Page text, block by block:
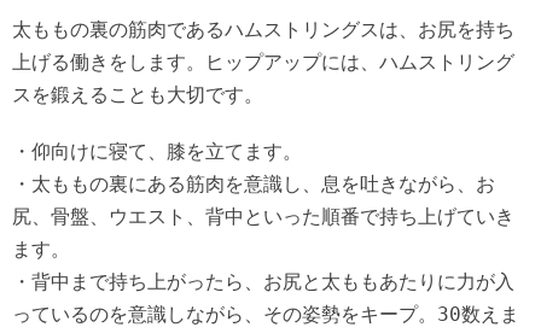
太ももの裏の筋肉であるハムストリングスは、お尻を持ち
上げる働きをします。ヒップアップには、ハムストリング
スを鍛えることも大切です。
・仰向けに寝て、膝を立てます。
・太ももの裏にある筋肉を意識し、息を吐きながら、お
尻、骨盤、ウエスト、背中といった順番で持ち上げていき
ます。
・背中まで持ち上がったら、お尻と太ももあたりに力が入
っているのを意識しながら、その姿勢をキープ。30数えま